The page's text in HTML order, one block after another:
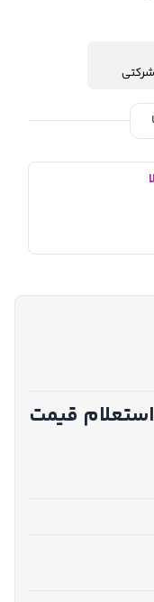
استعلام قیمت